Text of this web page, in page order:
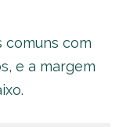
comuns com
e a margem